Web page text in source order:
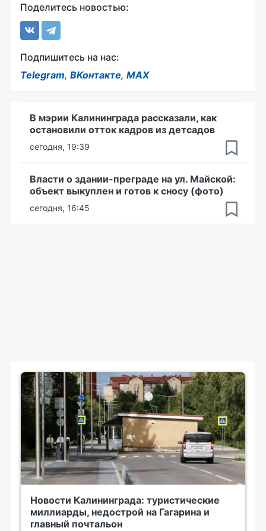
Поделитесь новостью:
Подпишитесь на нас:
Telegram, ВКонтакте, MAX
В мэрии Калининграда рассказали, как
остановили отток кадров из детсадов
сегодня, 19:39
Власти о здании-преграде на ул. Майской:
объект выкуплен и готов к сносу (фото)
сегодня, 16:45
Новости Калининграда: туристические
миллиарды, недострой на Гагарина и
главный почтальон